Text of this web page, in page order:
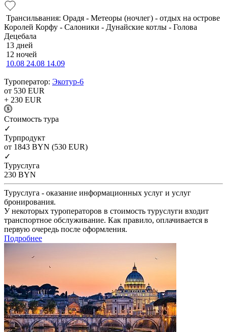
Трансильвания: Орадя - Метеоры (ночлег) - отдых на острове
Королей Корфу - Салоники - Дунайские котлы - Голова
Децебала
13 дней
12 ночей
10.08 24.08 14.09
Туроператор: Экотур-6
от 530 EUR
+ 230 EUR
Cтоимость тура
✓
Турпродукт
от 1843 BYN (530 EUR)
✓
Туруслуга
230 BYN
Туруслуга - оказание информационных услуг и услуг
бронирования.
У некоторых туроператоров в стоимость туруслуги входит
транспортное обслуживание. Как правило, оплачивается в
первую очередь после оформления.
Подробнее